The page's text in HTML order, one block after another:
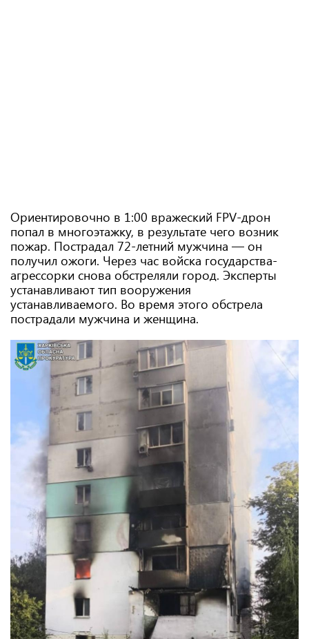
Ориентировочно в 1:00 вражеский FPV-дрон
попал в многоэтажку, в результате чего возник
пожар. Пострадал 72-летний мужчина — он
получил ожоги. Через час войска государства-
агрессорки снова обстреляли город. Эксперты
устанавливают тип вооружения
устанавливаемого. Во время этого обстрела
пострадали мужчина и женщина.